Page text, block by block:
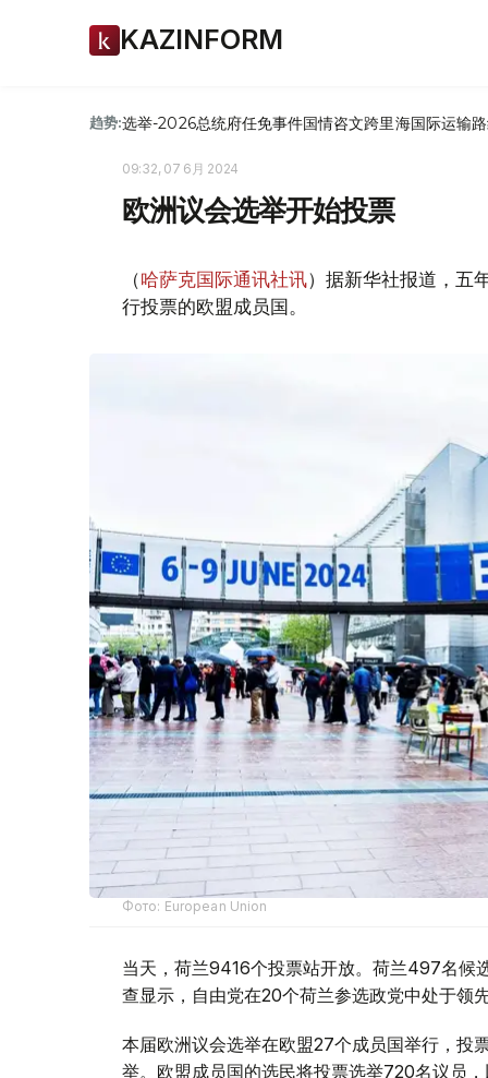
KAZINFORM
趋势:选举-2026总统府任免事件国情咨文跨里海国际运输
09:32, 07 6月 2024
欧洲议会选举开始投票
（哈萨克国际通讯社讯）据新华社报道，五
行投票的欧盟成员国。
Фото: European Union
当天，荷兰9416个投票站开放。荷兰497名候
查显示，自由党在20个荷兰参选政党中处于领
本届欧洲议会选举在欧盟27个成员国举行，投
举。欧盟成员国的选民将投票选举720名议员